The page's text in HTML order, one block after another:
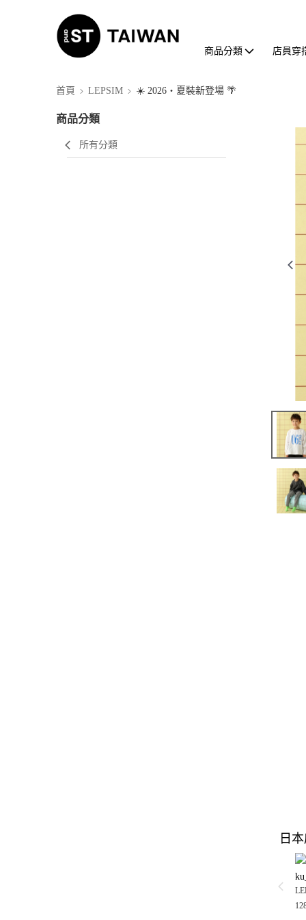
商品分類 店員穿
首頁 LEPSIM ☀️ 2026・夏裝新登場 🌴
商品分類
所有分類
日